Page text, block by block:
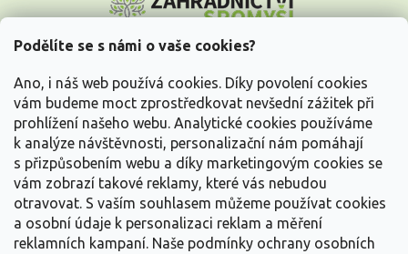
Podělíte se s námi o vaše cookies?
Ano, i náš web používá cookies. Díky povolení cookies
vám budeme moct zprostředkovat nevšední zážitek při
prohlížení našeho webu. Analytické cookies používáme
k analýze návštěvnosti, personalizační nám pomáhají
s přizpůsobením webu a díky marketingovým cookies se
vám zobrazí takové reklamy, které vás nebudou
otravovat. S vaším souhlasem můžeme používat cookies
a osobní údaje k personalizaci reklam a měření
reklamních kampaní. Naše podmínky ochrany osobních
p
Vše o nákupu
Informace pro Vás
Kontakujte nás